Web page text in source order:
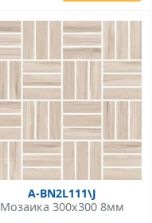
A-BN2L111\J
Мозаика 300x300 8мм